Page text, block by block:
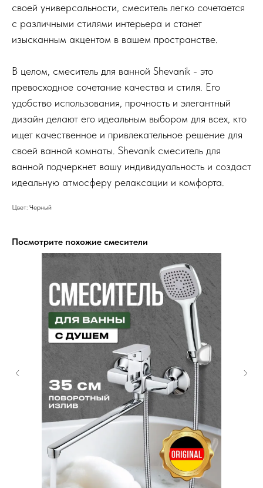
своей универсальности, смеситель легко сочетается
с различными стилями интерьера и станет
изысканным акцентом в вашем пространстве.
В целом, смеситель для ванной Shevanik - это
превосходное сочетание качества и стиля. Его
удобство использования, прочность и элегантный
дизайн делают его идеальным выбором для всех, кто
ищет качественное и привлекательное решение для
своей ванной комнаты. Shevanik смеситель для
ванной подчеркнет вашу индивидуальность и создаст
идеальную атмосферу релаксации и комфорта.
Цвет: Черный
Посмотрите похожие смесители